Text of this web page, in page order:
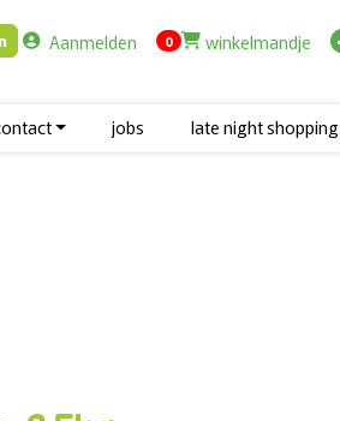
Aanmelden 0items in cart
winkelmandje
jobs late night shopping